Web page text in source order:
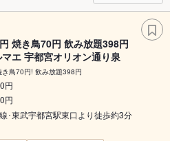
焼き鳥70円 飲み放題398円
エ 宇都宮オリオン通り泉
鳥70円! 飲み放題398円
円
円
･東武宇都宮駅東口より徒歩約3分